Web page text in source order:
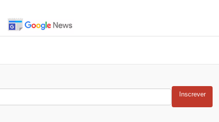
Inscrever